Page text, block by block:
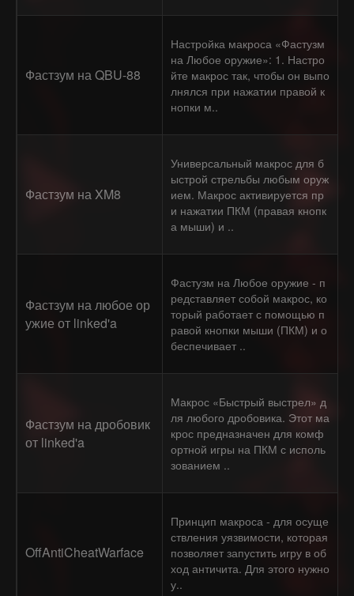
Фастзум на QBU-88
Настройка макроса «Фастузм
на Любое оружие»: 1. Настро
йте макрос так, чтобы он выпо
лнялся при нажатии правой к
нопки м..
Фастзум на XM8
Универсальный макрос для б
ыстрой стрельбы любым оруж
ием. Макрос активируется пр
и нажатии ПКМ (правая кнопк
а мыши) и ..
Фастзум на любое ор
ужие от linked'a
Фастузм на Любое оружие - п
редставляет собой макрос, ко
торый работает с помощью п
равой кнопки мыши (ПКМ) и о
беспечивает ..
Фастзум на дробовик
от linked'a
Макрос «Быстрый выстрел» д
ля любого дробовика. Этот ма
крос предназначен для комф
ортной игры на ПКМ с исполь
зованием ..
OffAntiCheatWarface
Принцип макроса - для осуще
ствления уязвимости, которая
позволяет запустить игру в об
ход античита. Для этого нужно
у..